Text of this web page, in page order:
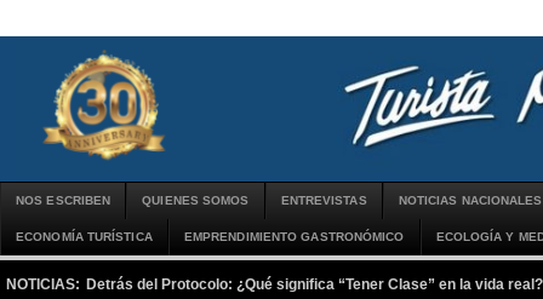
NOS ESCRIBEN QUIENES SOMOS ENTREVISTAS NOTICIAS NACIONALES
ECONOMÍA TURÍSTICA EMPRENDIMIENTO GASTRONÓMICO ECOLOGÍA Y
NOTICIAS: Detrás del Protocolo: ¿Qué significa “Tener Clase” en la vida real?